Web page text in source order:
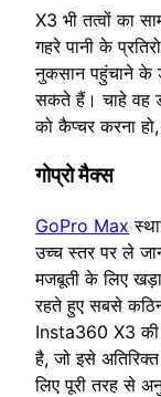
X3 भी तत्वों का
गहरे पानी के
नुकसान पहुंचाने के
सकते हैं। चाहे वह
को कैप्चर करना
गोप्रो मैक्स
GoPro Max
उच्च स्तर पर ले
मजबूती के लिए
रहते हुए सबसे
Insta360 X3
है, जो इसे
लिए पूरी तरह से